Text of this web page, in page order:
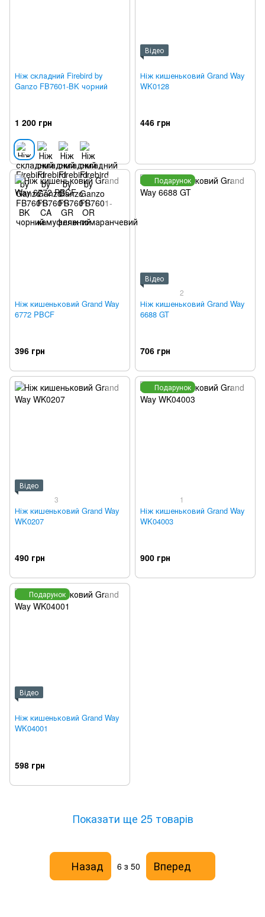
Ніж складний Firebird by
Ganzo FB7601-BK чорний
1 200 грн
Відео
Ніж кишеньковий Grand Way
WK0128
446 грн
Ніж кишеньковий Grand Way
6772 PBCF
396 грн
Подарунок
Відео
2
Ніж кишеньковий Grand Way
6688 GT
706 грн
Відео
3
Ніж кишеньковий Grand Way
WK0207
490 грн
Подарунок
1
Ніж кишеньковий Grand Way
WK04003
900 грн
Подарунок
Відео
Ніж кишеньковий Grand Way
WK04001
598 грн
Показати ще 25 товарів
Назад 6 з 50 Вперед